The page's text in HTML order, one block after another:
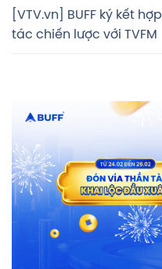
[VTV.vn] BUFF ký kết hợp
tác chiến lược với TVFM